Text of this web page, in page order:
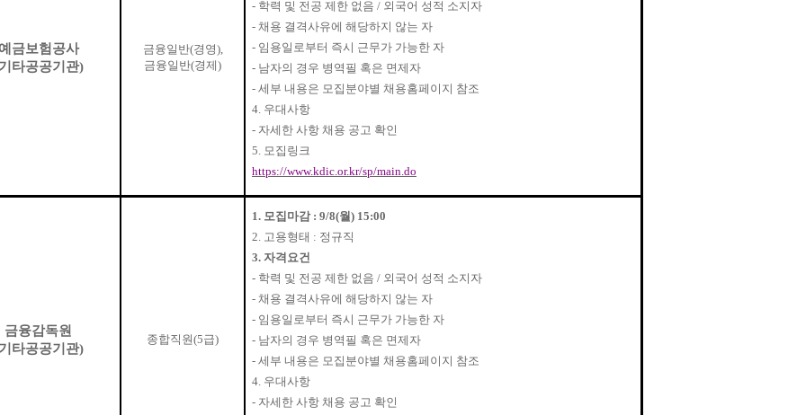
금보험공사
타공공기관)
금융일반(경영),
금융일반(경제)
- 학력 및 전공 제한 없음 / 외국어 성적 소지자
- 채용 결격사유에 해당하지 않는 자
- 임용일로부터 즉시 근무가 가능한 자
- 남자의 경우 병역필 혹은 면제자
- 세부 내용은 모집분야별 채용홈페이지 참조
4. 우대사항
- 자세한 사항 채용 공고 확인
5. 모집링크
https://www.kdic.or.kr/sp/main.do
금융감독원
타공공기관)
종합직원(5급)
1. 모집마감 : 9/8(월 ) 15:00
2. 고용형태 : 정규직
3. 자격요건
- 학력 및 전공 제한 없음 / 외국어 성적 소지자
- 채용 결격사유에 해당하지 않는 자
- 임용일로부터 즉시 근무가 가능한 자
- 남자의 경우 병역필 혹은 면제자
- 세부 내용은 모집분야별 채용홈페이지 참조
4. 우대사항
- 자세한 사항 채용 공고 확인